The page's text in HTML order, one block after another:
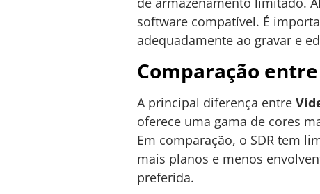
software compatível. É
adequadamente ao gravar e
Comparação entre
A principal diferença entre
oferece uma gama de cores
Em comparação, o SDR tem
mais planos e menos
preferida.